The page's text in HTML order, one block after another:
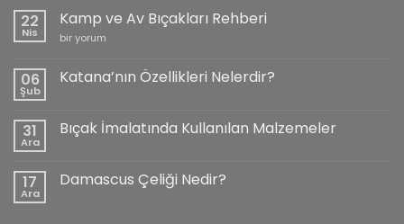
22
Nis
Kamp ve Av Bıçakları Rehberi
Kamp
Bıçakları
Rehberi
bir yorum
06
Şub
Katana’nın Özellikleri Nelerdir?
Katana’nın
Özellikleri
Nelerdir?
31
Ara
Bıçak İmalatında Kullanılan Malzemeler
İmalatında
17
Ara
Damascus Çeliği Nedir?